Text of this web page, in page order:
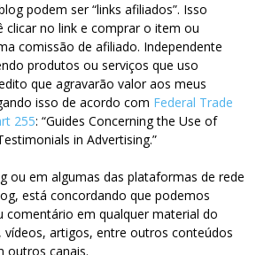
podem ser “links afiliados”. Isso
clicar no link e comprar o item ou
comissão de afiliado. Independente
produtos ou serviços que uso
que agravarão valor aos meus
isso de acordo com Federal Trade
255: “Guides Concerning the Use of
in Advertising.”
ou em algumas das plataformas de rede
está concordando que podemos
comentário em qualquer material do
artigos, entre outros conteúdos
outros canais.